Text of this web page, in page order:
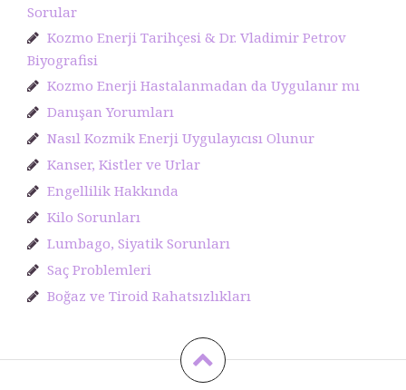
Sorular
Kozmo Enerji Tarihçesi & Dr. Vladimir Petrov
Biyografisi
Kozmo Enerji Hastalanmadan da Uygulanır mı
Danışan Yorumları
Nasıl Kozmik Enerji Uygulayıcısı Olunur
Kanser, Kistler ve Urlar
Engellilik Hakkında
Kilo Sorunları
Lumbago, Siyatik Sorunları
Saç Problemleri
Boğaz ve Tiroid Rahatsızlıkları